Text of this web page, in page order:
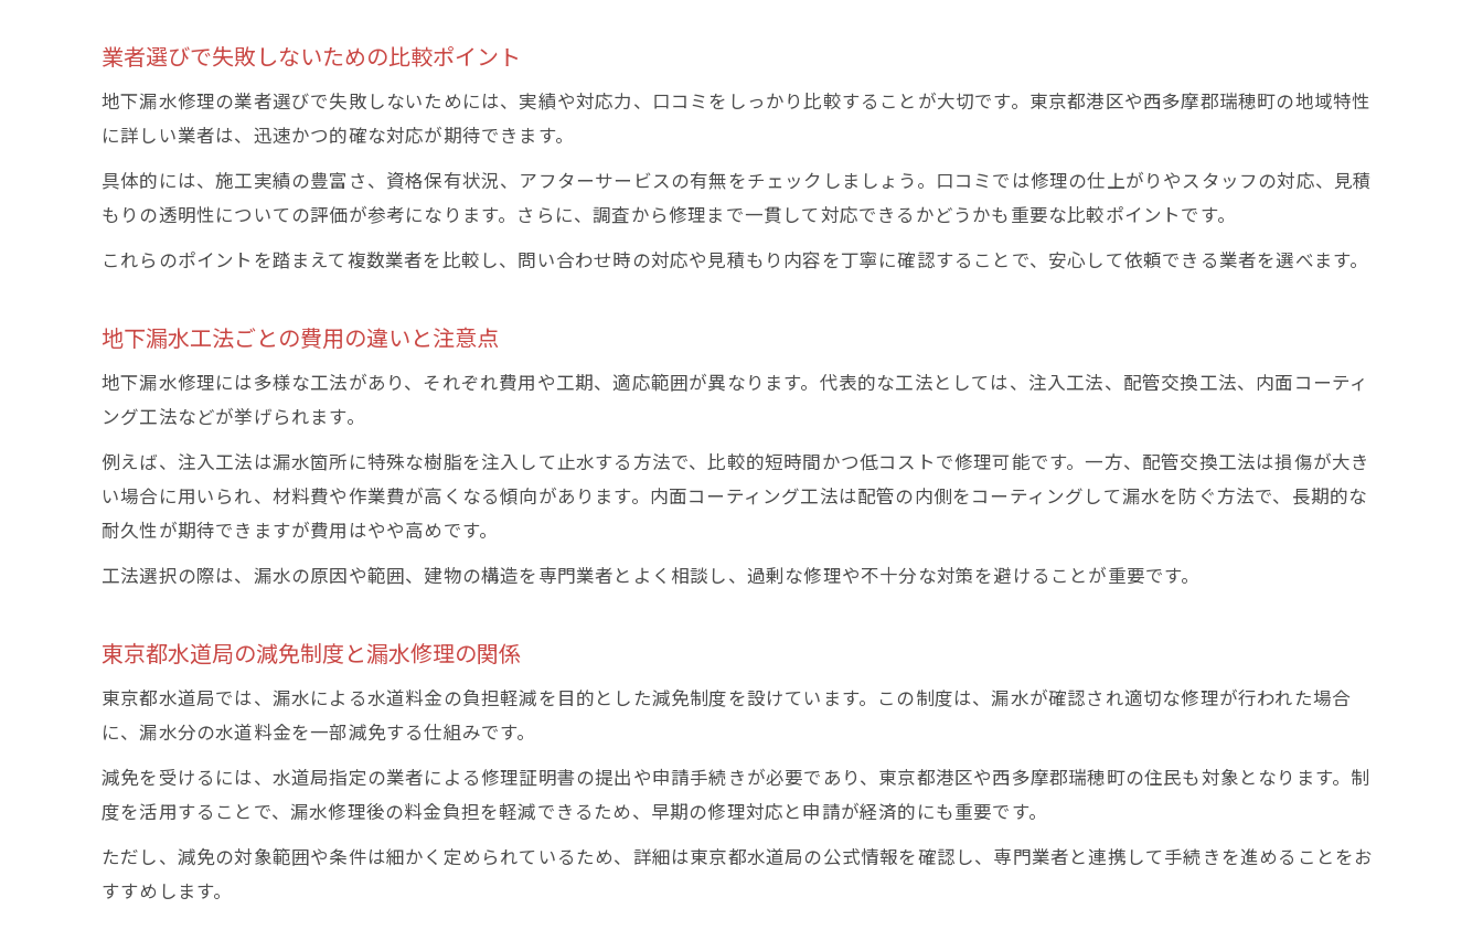
業者選びで失敗しないための比較ポイント
地下漏水修理の業者選びで失敗しないためには、実績や対応力、口コミをしっかり比較することが大切です。東京都港区や西多摩郡瑞穂町の地域特性
に詳しい業者は、迅速かつ的確な対応が期待できます。
具体的には、施工実績の豊富さ、資格保有状況、アフターサービスの有無をチェックしましょう。口コミでは修理の仕上がりやスタッフの対応、見積
もりの透明性についての評価が参考になります。さらに、調査から修理まで一貫して対応できるかどうかも重要な比較ポイントです。
これらのポイントを踏まえて複数業者を比較し、問い合わせ時の対応や見積もり内容を丁寧に確認することで、安心して依頼できる業者を選べます。
地下漏水工法ごとの費用の違いと注意点
地下漏水修理には多様な工法があり、それぞれ費用や工期、適応範囲が異なります。代表的な工法としては、注入工法、配管交換工法、内面コーティ
ング工法などが挙げられます。
例えば、注入工法は漏水箇所に特殊な樹脂を注入して止水する方法で、比較的短時間かつ低コストで修理可能です。一方、配管交換工法は損傷が大き
い場合に用いられ、材料費や作業費が高くなる傾向があります。内面コーティング工法は配管の内側をコーティングして漏水を防ぐ方法で、長期的な
耐久性が期待できますが費用はやや高めです。
工法選択の際は、漏水の原因や範囲、建物の構造を専門業者とよく相談し、過剰な修理や不十分な対策を避けることが重要です。
東京都水道局の減免制度と漏水修理の関係
東京都水道局では、漏水による水道料金の負担軽減を目的とした減免制度を設けています。この制度は、漏水が確認され適切な修理が行われた場合
に、漏水分の水道料金を一部減免する仕組みです。
減免を受けるには、水道局指定の業者による修理証明書の提出や申請手続きが必要であり、東京都港区や西多摩郡瑞穂町の住民も対象となります。制
度を活用することで、漏水修理後の料金負担を軽減できるため、早期の修理対応と申請が経済的にも重要です。
ただし、減免の対象範囲や条件は細かく定められているため、詳細は東京都水道局の公式情報を確認し、専門業者と連携して手続きを進めることをお
すすめします。